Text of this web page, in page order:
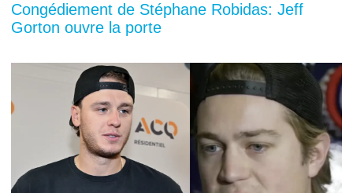
Congédiement de Stéphane Robidas: Jeff
Gorton ouvre la porte